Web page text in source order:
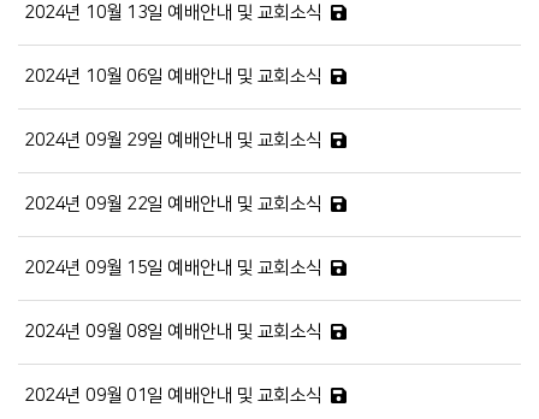
2024년 10월 13일 예배안내 및 교회소식
2024년 10월 06일 예배안내 및 교회소식
2024년 09월 29일 예배안내 및 교회소식
2024년 09월 22일 예배안내 및 교회소식
2024년 09월 15일 예배안내 및 교회소식
2024년 09월 08일 예배안내 및 교회소식
2024년 09월 01일 예배안내 및 교회소식